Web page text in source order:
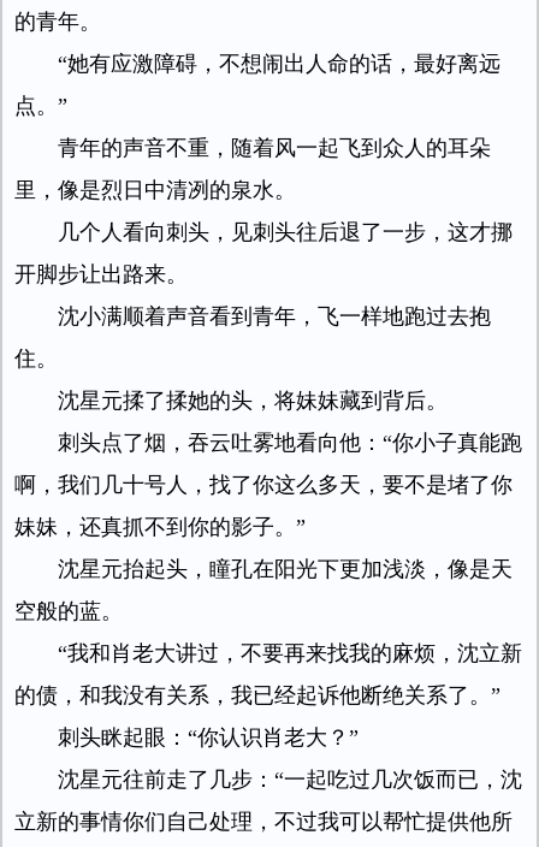
的青年。
“她有应激障碍，不想闹出人命的话，最好离远
点。”
青年的声音不重，随着风一起飞到众人的耳朵
里，像是烈日中清冽的泉水。
几个人看向刺头，见刺头往后退了一步，这才挪
开脚步让出路来。
沈小满顺着声音看到青年，飞一样地跑过去抱
住。
沈星元揉了揉她的头，将妹妹藏到背后。
刺头点了烟，吞云吐雾地看向他：“你小子真能跑
啊，我们几十号人，找了你这么多天，要不是堵了你
妹妹，还真抓不到你的影子。”
沈星元抬起头，瞳孔在阳光下更加浅淡，像是天
空般的蓝。
“我和肖老大讲过，不要再来找我的麻烦，沈立新
的债，和我没有关系，我已经起诉他断绝关系了。”
刺头眯起眼：“你认识肖老大？”
沈星元往前走了几步：“一起吃过几次饭而已，沈
立新的事情你们自己处理，不过我可以帮忙提供他所